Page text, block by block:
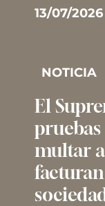
13/07/2026
NOTICIA
El
multar
facturan